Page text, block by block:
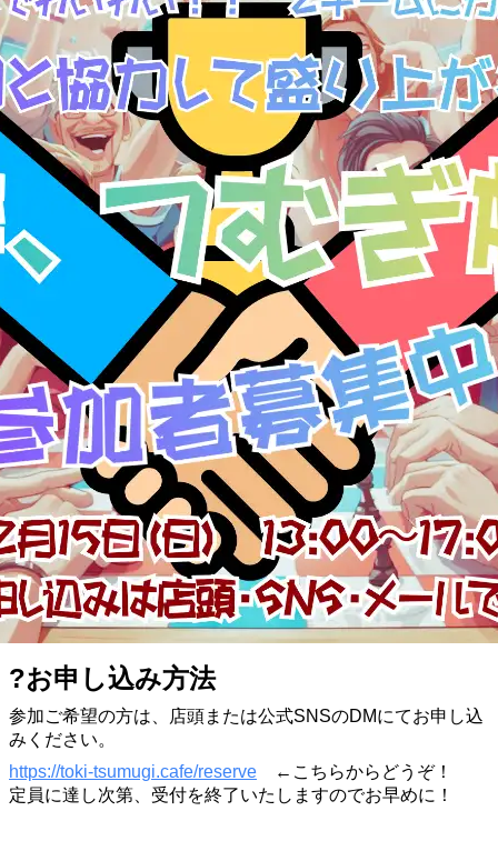
?️お申し込み方法
参加ご希望の方は、店頭または公式SNSのDMにてお申し込
みください。
https://toki-tsumugi.cafe/reserve ←こちらからどうぞ！
定員に達し次第、受付を終了いたしますのでお早めに！